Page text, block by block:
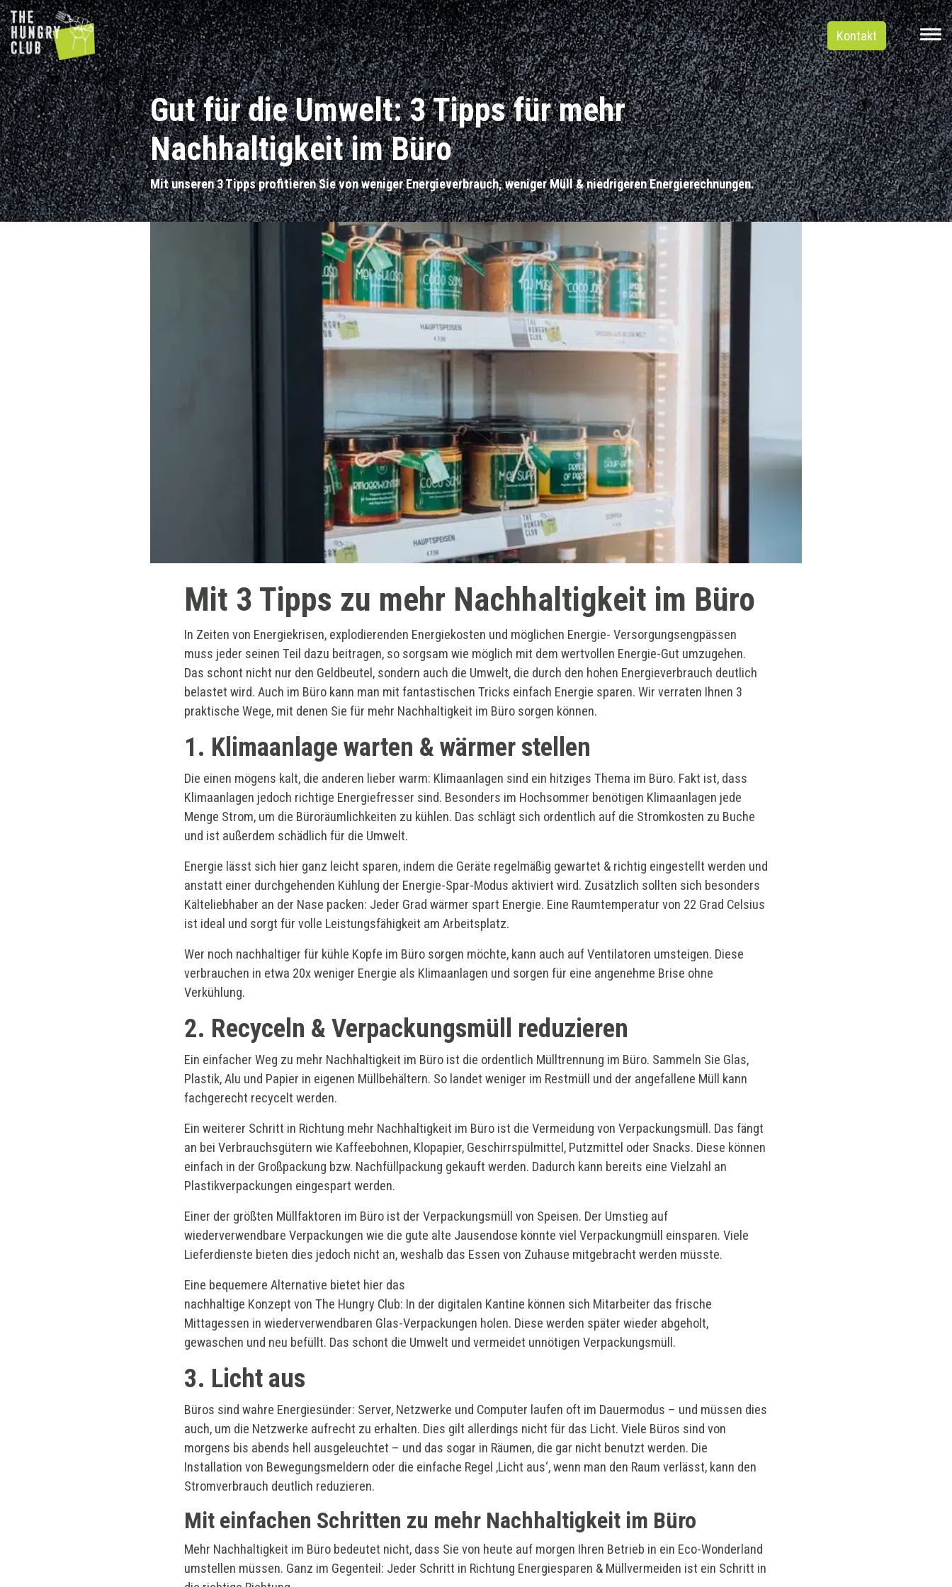
Kontakt
Gut für die Umwelt: 3 Tipps für mehr
Nachhaltigkeit im Büro
Mit unseren 3 Tipps profitieren Sie von weniger Energieverbrauch, weniger Müll & niedrigeren Energierechnungen.
Mit 3 Tipps zu mehr Nachhaltigkeit im Büro
In Zeiten von Energiekrisen, explodierenden Energiekosten und möglichen Energie- Versorgungsengpässen
muss jeder seinen Teil dazu beitragen, so sorgsam wie möglich mit dem wertvollen Energie-Gut umzugehen.
Das schont nicht nur den Geldbeutel, sondern auch die Umwelt, die durch den hohen Energieverbrauch deutlich
belastet wird. Auch im Büro kann man mit fantastischen Tricks einfach Energie sparen. Wir verraten Ihnen 3
praktische Wege, mit denen Sie für mehr Nachhaltigkeit im Büro sorgen können.
1. Klimaanlage warten & wärmer stellen
Die einen mögens kalt, die anderen lieber warm: Klimaanlagen sind ein hitziges Thema im Büro. Fakt ist, dass
Klimaanlagen jedoch richtige Energiefresser sind. Besonders im Hochsommer benötigen Klimaanlagen jede
Menge Strom, um die Büroräumlichkeiten zu kühlen. Das schlägt sich ordentlich auf die Stromkosten zu Buche
und ist außerdem schädlich für die Umwelt.
Energie lässt sich hier ganz leicht sparen, indem die Geräte regelmäßig gewartet & richtig eingestellt werden und
anstatt einer durchgehenden Kühlung der Energie-Spar-Modus aktiviert wird. Zusätzlich sollten sich besonders
Kälteliebhaber an der Nase packen: Jeder Grad wärmer spart Energie. Eine Raumtemperatur von 22 Grad Celsius
ist ideal und sorgt für volle Leistungsfähigkeit am Arbeitsplatz.
Wer noch nachhaltiger für kühle Kopfe im Büro sorgen möchte, kann auch auf Ventilatoren umsteigen. Diese
verbrauchen in etwa 20x weniger Energie als Klimaanlagen und sorgen für eine angenehme Brise ohne
Verkühlung.
2. Recyceln & Verpackungsmüll reduzieren
Ein einfacher Weg zu mehr Nachhaltigkeit im Büro ist die ordentlich Mülltrennung im Büro. Sammeln Sie Glas,
Plastik, Alu und Papier in eigenen Müllbehältern. So landet weniger im Restmüll und der angefallene Müll kann
fachgerecht recycelt werden.
Ein weiterer Schritt in Richtung mehr Nachhaltigkeit im Büro ist die Vermeidung von Verpackungsmüll. Das fängt
an bei Verbrauchsgütern wie Kaffeebohnen, Klopapier, Geschirrspülmittel, Putzmittel oder Snacks. Diese können
einfach in der Großpackung bzw. Nachfüllpackung gekauft werden. Dadurch kann bereits eine Vielzahl an
Plastikverpackungen eingespart werden.
Einer der größten Müllfaktoren im Büro ist der Verpackungsmüll von Speisen. Der Umstieg auf
wiederverwendbare Verpackungen wie die gute alte Jausendose könnte viel Verpackungmüll einsparen. Viele
Lieferdienste bieten dies jedoch nicht an, weshalb das Essen von Zuhause mitgebracht werden müsste.
Eine bequemere Alternative bietet hier das
nachhaltige Konzept von The Hungry Club: In der digitalen Kantine können sich Mitarbeiter das frische
Mittagessen in wiederverwendbaren Glas-Verpackungen holen. Diese werden später wieder abgeholt,
gewaschen und neu befüllt. Das schont die Umwelt und vermeidet unnötigen Verpackungsmüll.
3. Licht aus
Büros sind wahre Energiesünder: Server, Netzwerke und Computer laufen oft im Dauermodus – und müssen dies
auch, um die Netzwerke aufrecht zu erhalten. Dies gilt allerdings nicht für das Licht. Viele Büros sind von
morgens bis abends hell ausgeleuchtet – und das sogar in Räumen, die gar nicht benutzt werden. Die
Installation von Bewegungsmeldern oder die einfache Regel ‚Licht aus‘, wenn man den Raum verlässt, kann den
Stromverbrauch deutlich reduzieren.
Mit einfachen Schritten zu mehr Nachhaltigkeit im Büro
Mehr Nachhaltigkeit im Büro bedeutet nicht, dass Sie von heute auf morgen Ihren Betrieb in ein Eco-Wonderland
umstellen müssen. Ganz im Gegenteil: Jeder Schritt in Richtung Energiesparen & Müllvermeiden ist ein Schritt in